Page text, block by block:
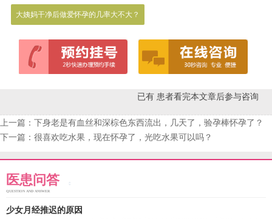
大姨妈干净后做爱怀孕的几率大不大？
已有 患者看完本文章后参与咨询
上一篇： 下身老是有血丝和深棕色东西流出，几天了，验孕棒怀孕了？
下一篇： 很喜欢吃水果，现在怀孕了，光吃水果可以吗？
医患问答
QUESTION AND ANSWER
少女月经推迟的原因